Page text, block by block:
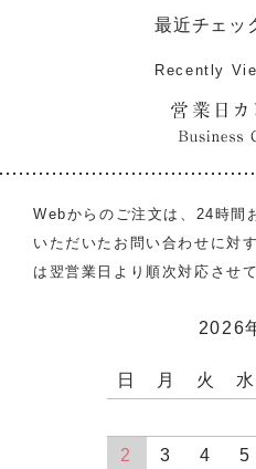
最近チェッ
Recently
Webからのご注文は、24時間
いただいたお問い合わせに対
は翌営業日より順次対応させ
2026
日 月 火 水
2
3 4 5